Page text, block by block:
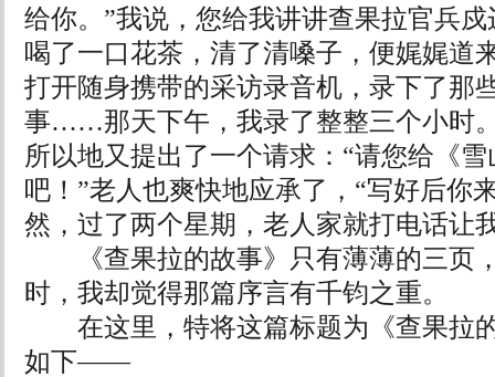
给你。”我说，您给我讲讲查果拉官兵
喝了一口花茶，清了清嗓子，便娓娓道
打开随身携带的采访录音机，录下了那
事……那天下午，我录了整整三个小时
所以地又提出了一个请求：“请您给《
吧！”老人也爽快地应承了，“写好后你
然，过了两个星期，老人家就打电话让
《查果拉的故事》只有薄薄的三页
时，我却觉得那篇序言有千钧之重。
在这里，特将这篇标题为《查果拉
如下——